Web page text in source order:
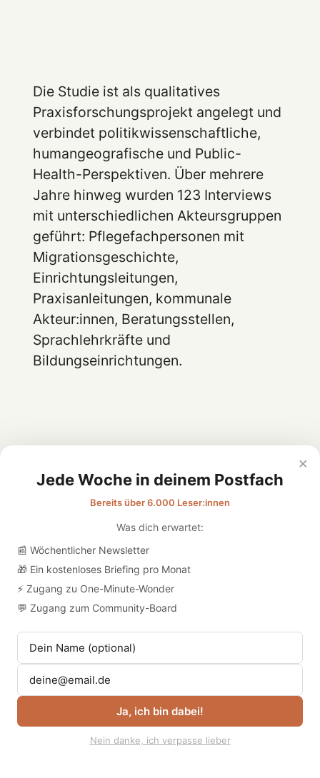
Die Studie ist als qualitatives
Praxisforschungsprojekt angelegt und
verbindet politikwissenschaftliche,
humangeografische und Public-
Health-Perspektiven. Über mehrere
Jahre hinweg wurden 123 Interviews
mit unterschiedlichen Akteursgruppen
geführt: Pflegefachpersonen mit
Migrationsgeschichte,
Einrichtungsleitungen,
Praxisanleitungen, kommunale
Akteur:innen, Beratungsstellen,
Sprachlehrkräfte und
Bildungseinrichtungen.
×
Jede Woche in deinem Postfach
Bereits über 6.000 Leser:innen
Was dich erwartet:
📰 Wöchentlicher Newsletter
🎁 Ein kostenloses Briefing pro Monat
⚡ Zugang zu One-Minute-Wonder
💬 Zugang zum Community-Board
Ja, ich bin dabei!
Nein danke, ich verpasse lieber